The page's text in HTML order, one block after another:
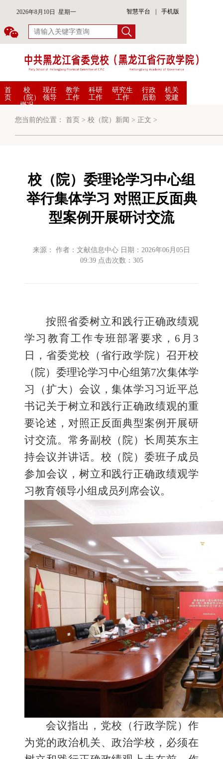
2026年8月10日 星期一 智慧平台 手机版
首
页
校
（院）
概况
现任
领导
教学
工作
科研
工作
研究生
工作
行政
后勤
机关
党建
您当前的位置： 首页 > 校（院）新闻 > 正文 >
校（院）委理论学习中心组
举行集体学习 对照正反面典
型案例开展研讨交流
来源： 作者：文献信息中心 日期：2026年06月05日
09:39 点击次数： 305
按照省委树立和践行正确政绩观
学习教育工作专班部署要求， 6月3
日，省委党校（省行政学院）召开校
（院）委理论学习中心组第7次集体学
习（扩大）会议，集体学习习近平总
书记关于树立和践行正确政绩观的重
要论述，对照正反面典型案例开展研
讨交流。常务副校（院）长周英东主
持会议并讲话。校（院）委班子成员
参加会议，树立和践行正确政绩观学
习教育领导小组成员列席会议。
会议指出，党校（行政学院）作
为党的政治机关、政治学校，必须在